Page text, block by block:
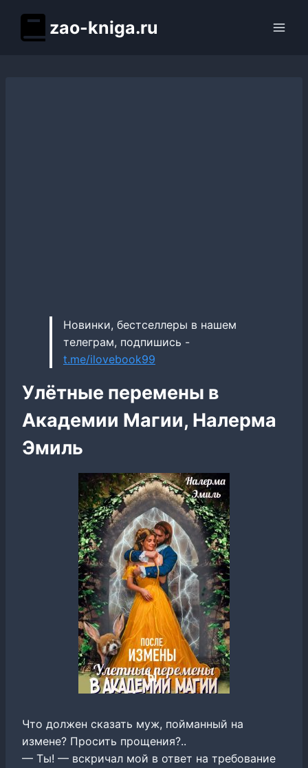
содержимому
zao-kniga.ru
Новинки, бестселлеры в нашем
телеграм, подпишись -
t.me/ilovebook99
Улётные перемены в
Академии Магии, Налерма
Эмиль
Что должен сказать муж, пойманный на
измене? Просить прощения?..
— Ты! — вскричал мой в ответ на требование